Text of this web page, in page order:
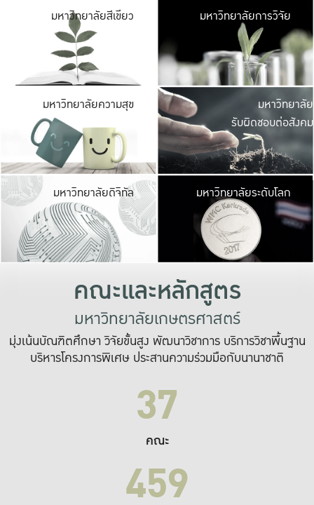
มหาวิทยาลัยสีเขียว มหาวิ
มีพื้นที่เขียวสดใส
เป็นป่าในเมือง เกษต
มหาวิทยาลัยการวิจัย
มหาวิทยาลัยความสุข มหาวิ
ค
เปิดประ
และพบเรื่องราวใ
มหาวิทยาลัย
รับผิดชอบต่อสังคม
มหาวิทยาลัยดิจิทัล มหาวิ
เปลี่ยนแปลง แล
เพื่อทำง
ระบบสารสนเทศ
มหาวิทยาลัยระดับโลก
คณะและหลักสูตร
มหาวิทยาลัยเกษตรศาสตร์
มุ่งเน้นบัณฑิตศึกษา วิจัยขั้นสูง พัฒนาวิชาการ บริการวิชาพื้นฐาน
บริหารโครงการพิเศษ ประสานความร่วมมือกับนานาชาติ
37
คณะ
459